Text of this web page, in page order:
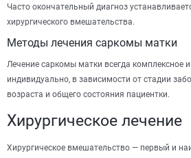
Часто окончательный диагноз
хирургического вмешательства.
Методы лечения саркомы матки
Лечение саркомы матки всегда комплексное
индивидуально, в зависимости от стадии
возраста и общего состояния пациентки.
Хирургическое лечение
Хирургическое вмешательство — первый и